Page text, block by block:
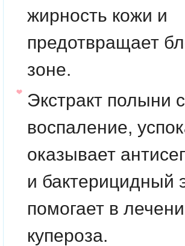
жирность кожи и
предотвращает
зоне.
Экстракт полыни
воспаление,
оказывает
и бактерицидный
помогает в
купероза.